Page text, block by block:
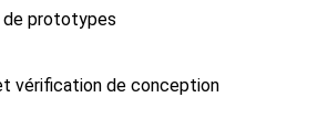
de prototypes
vérification de conception